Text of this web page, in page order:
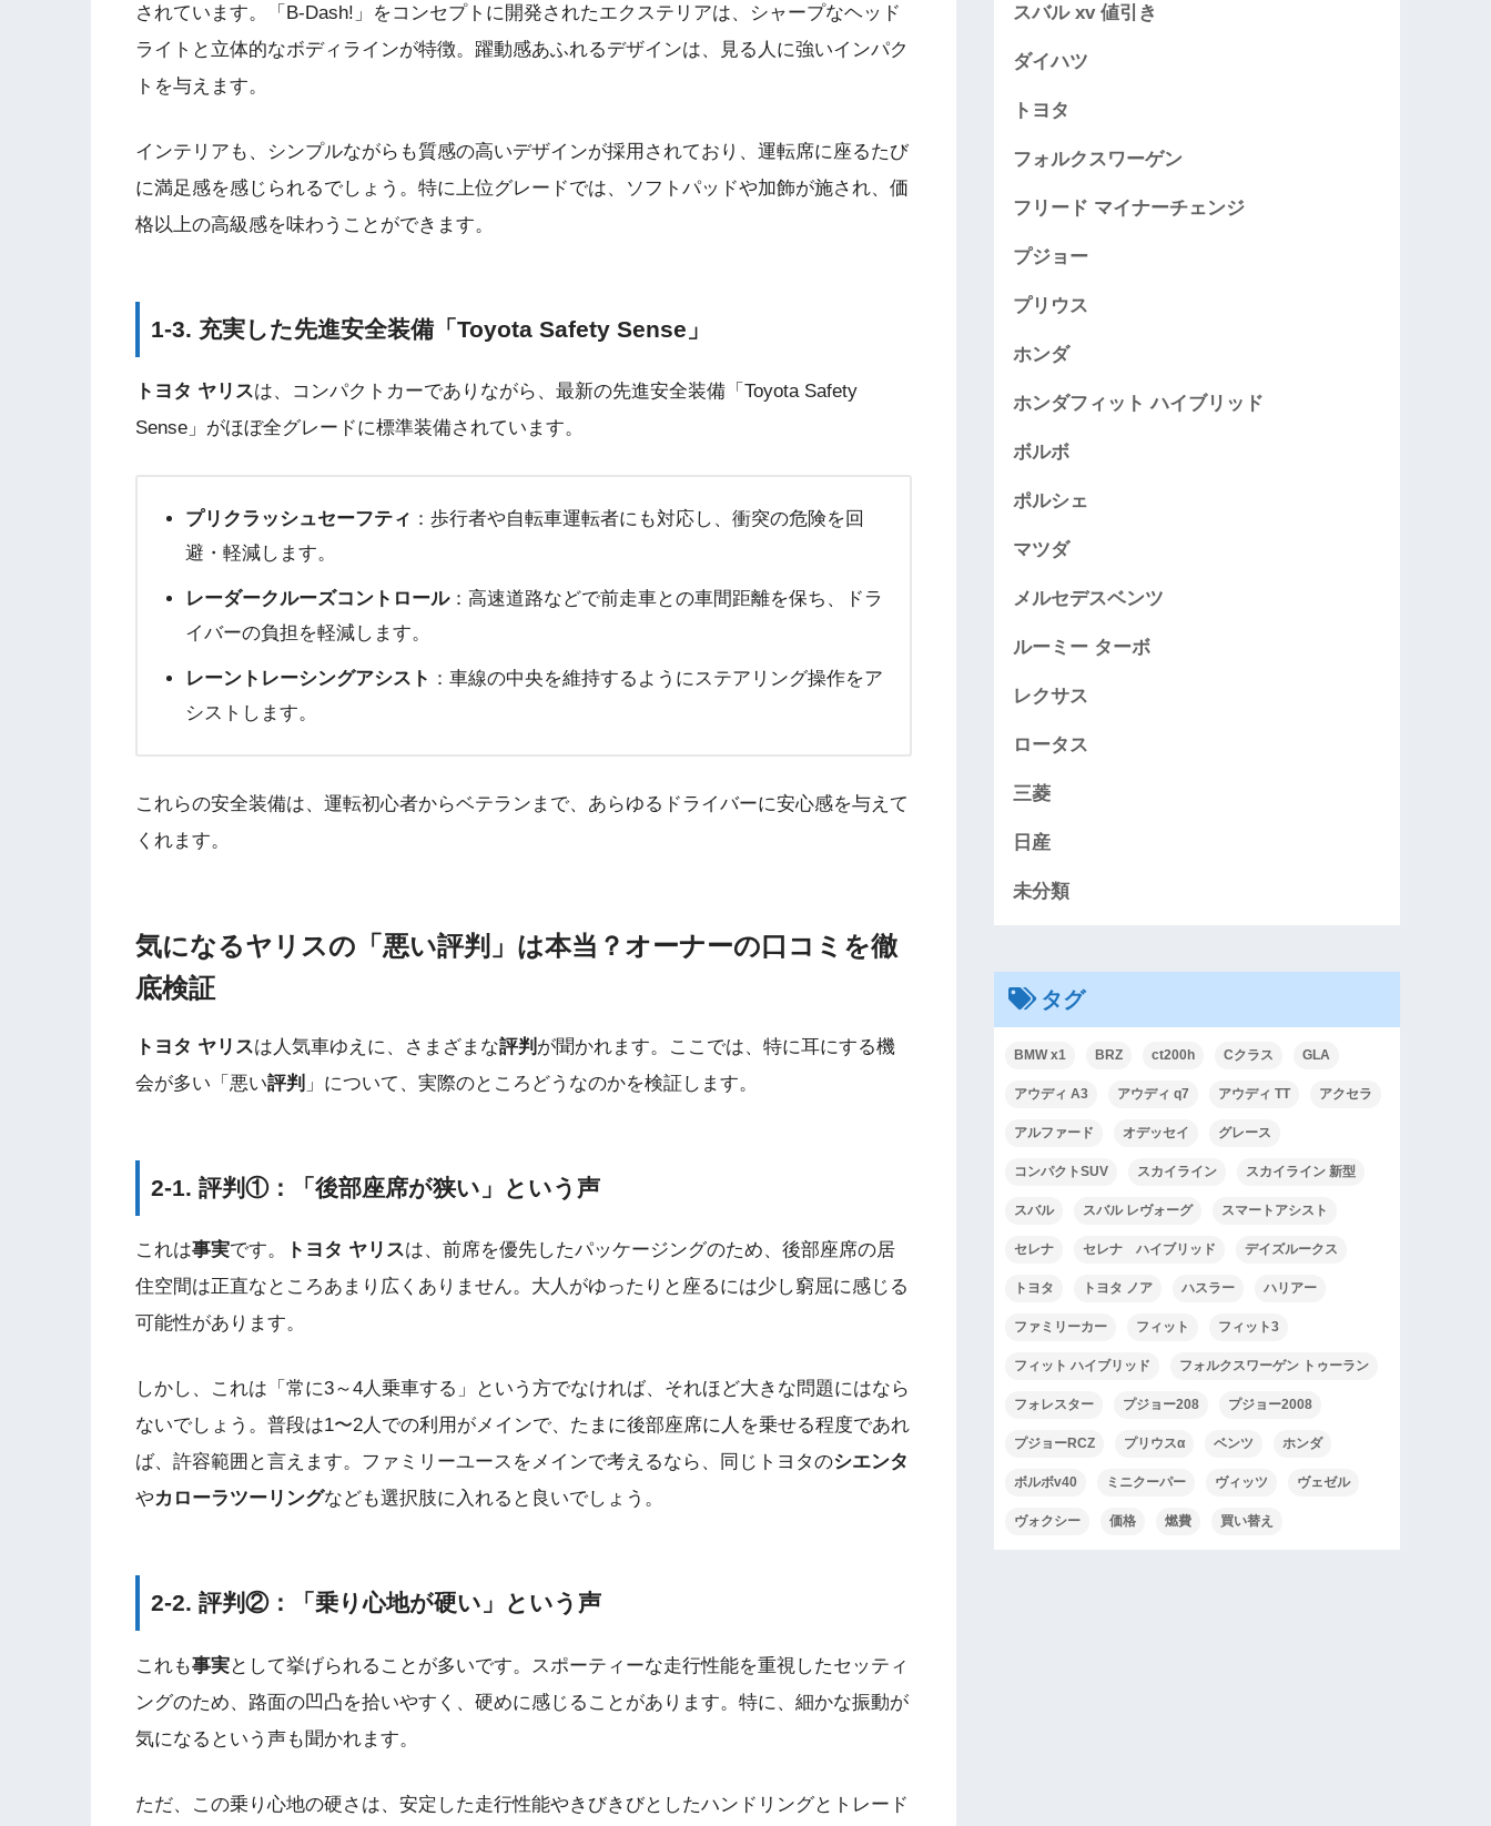
されています。「B-Dash!」をコンセプトに開発されたエクステリアは、シャープなヘッド
ライトと立体的なボディラインが特徴。躍動感あふれるデザインは、見る人に強いインパク
トを与えます。
インテリアも、シンプルながらも質感の高いデザインが採用されており、運転席に座るたび
に満足感を感じられるでしょう。特に上位グレードでは、ソフトパッドや加飾が施され、価
格以上の高級感を味わうことができます。
1-3. 充実した先進安全装備「Toyota Safety Sense」
トヨタ ヤリスは、コンパクトカーでありながら、最新の先進安全装備「Toyota Safety
Sense」がほぼ全グレードに標準装備されています。
プリクラッシュセーフティ ：歩行者や自転車運転者にも対応し、衝突の危険を回
避・軽減します。
レーダークルーズコントロール：高速道路などで前走車との車間距離を保ち、ドラ
イバーの負担を軽減します。
レーントレーシングアシスト ：車線の中央を維持するようにステアリング操作をア
シストします。
これらの安全装備は、運転初心者からベテランまで、あらゆるドライバーに安心感を与えて
くれます。
気になるヤリスの「悪い評判」は本当？オーナーの口コミを徹
底検証
トヨタ ヤリスは人気車ゆえに、さまざまな評判 が聞かれます。ここでは、特に耳にする機
会が多い「悪い評判 」について、実際のところどうなのかを検証します。
2-1. 評判①：「後部座席が狭い」という声
これは事実です。 トヨタ ヤリスは、前席を優先したパッケージングのため、後部座席の居
住空間は正直なところあまり広くありません。大人がゆったりと座るには少し窮屈に感じる
可能性があります。
しかし、これは「常に3～4人乗車する」という方でなければ、それほど大きな問題にはなら
ないでしょう。普段は1〜2人での利用がメインで、たまに後部座席に人を乗せる程度であれ
ば、許容範囲と言えます。ファミリーユースをメインで考えるなら、同じトヨタのシエンタ
やカローラツーリングなども選択肢に入れると良いでしょう。
2-2. 評判②：「乗り心地が硬い」という声
これも事実として挙げられることが多いです。スポーティーな走行性能を重視したセッティ
ングのため、路面の凹凸を拾いやすく、硬めに感じることがあります。特に、細かな振動が
気になるという声も聞かれます。
ただ、この乗り心地の硬さは、安定した走行性能やきびきびとしたハンドリングとトレード
スバル xv 値引き
ダイハツ
トヨタ
フォルクスワーゲン
フリード マイナーチェンジ
プジョー
プリウス
ホンダ
ホンダフィット ハイブリッド
ボルボ
ポルシェ
マツダ
メルセデスベンツ
ルーミー ターボ
レクサス
ロータス
三菱
日産
未分類
タグ
BMW x1 BRZ ct200h Cクラス GLA
アウディ A3 アウディ q7 アウディ TT アクセラ
アルファード オデッセイ グレース
コンパクトSUV スカイライン スカイライン 新型
スバル スバル レヴォーグ スマートアシスト
セレナ セレナ ハイブリッド デイズルークス
トヨタ トヨタ ノア ハスラー ハリアー
ファミリーカー フィット フィット3
フィット ハイブリッド フォルクスワーゲン トゥーラン
フォレスター プジョー208 プジョー2008
プジョーRCZ プリウスα ベンツ ホンダ
ボルボv40 ミニクーパー ヴィッツ ヴェゼル
ヴォクシー 価格 燃費 買い替え